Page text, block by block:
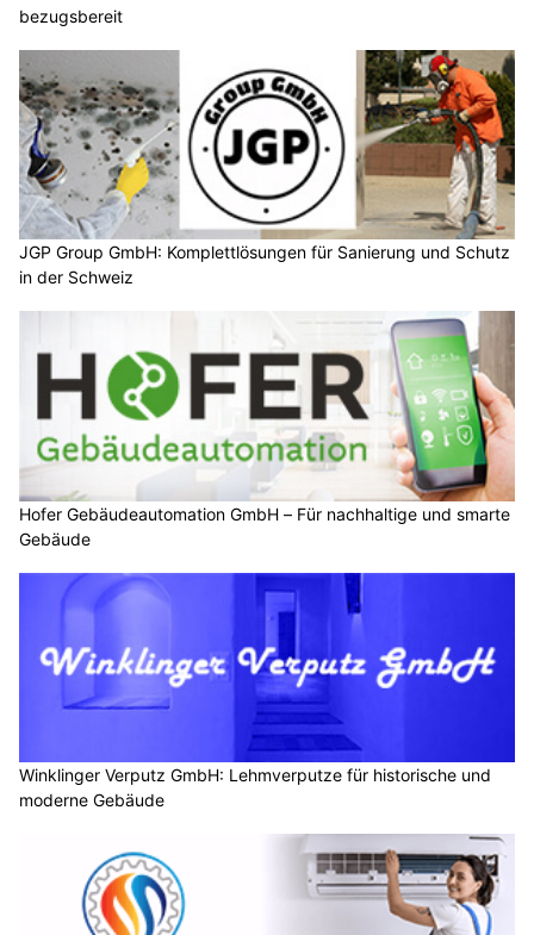
bezugsbereit
JGP Group GmbH: Komplettlösungen für Sanierung und Schutz
in der Schweiz
Hofer Gebäudeautomation GmbH – Für nachhaltige und smarte
Gebäude
Winklinger Verputz GmbH: Lehmverputze für historische und
moderne Gebäude